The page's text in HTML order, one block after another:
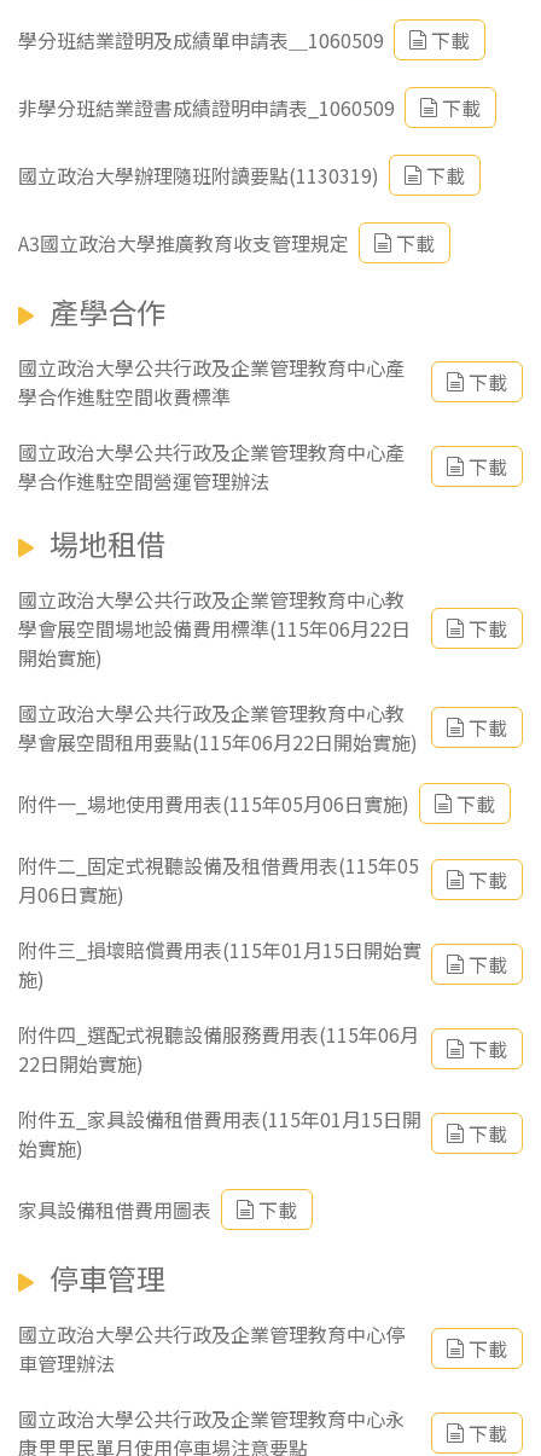
學分班結業證明及成績單申請表＿1060509 下載
非學分班結業證書成績證明申請表_1060509 下載
國立政治大學辦理隨班附讀要點(1130319) 下載
A3國立政治大學推廣教育收支管理規定 下載
產學合作
國立政治大學公共行政及企業管理教育中心產
學合作進駐空間收費標準
下載
國立政治大學公共行政及企業管理教育中心產
學合作進駐空間營運管理辦法
下載
場地租借
國立政治大學公共行政及企業管理教育中心教
學會展空間場地設備費用標準(115年06月22日
開始實施)
下載
國立政治大學公共行政及企業管理教育中心教
學會展空間租用要點(115年06月22日開始實施)
下載
附件一_場地使用費用表(115年05月06日實施) 下載
附件二_固定式視聽設備及租借費用表(115年05
月06日實施)
下載
附件三_損壞賠償費用表(115年01月15日開始實
施)
下載
附件四_選配式視聽設備服務費用表(115年06月
22日開始實施)
下載
附件五_家具設備租借費用表(115年01月15日開
始實施)
下載
家具設備租借費用圖表 下載
停車管理
國立政治大學公共行政及企業管理教育中心停
車管理辦法
下載
國立政治大學公共行政及企業管理教育中心永
康里里民單月使用停車場注意要點
下載